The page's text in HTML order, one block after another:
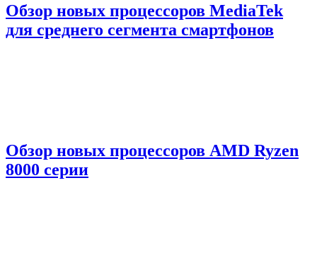
Обзор новых процессоров MediaTek
для среднего сегмента смартфонов
Обзор новых процессоров AMD Ryzen
8000 серии